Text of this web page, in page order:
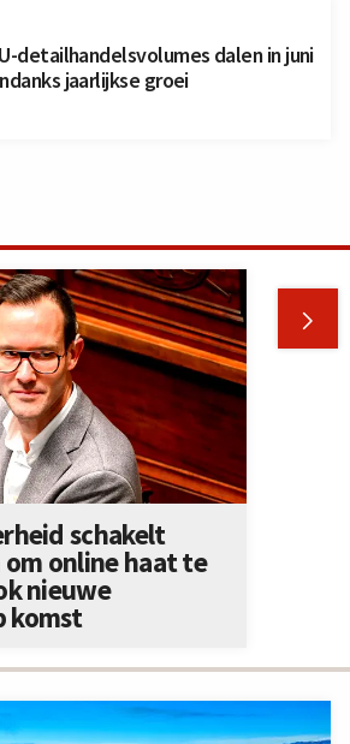
detailhandelsvolumes dalen in juni
jaarlijkse groei

schakelt
online haat te
nieuwe
komst